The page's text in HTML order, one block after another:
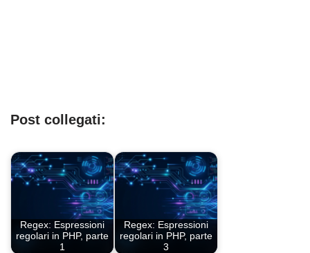
Post collegati:
Regex: Espressioni
regolari in PHP, parte
1
Regex: Espressioni
regolari in PHP, parte
3